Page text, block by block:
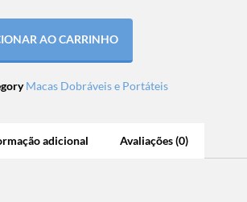
AO CARRINHO
Macas Dobráveis e Portáteis
adicional Avaliações (0)